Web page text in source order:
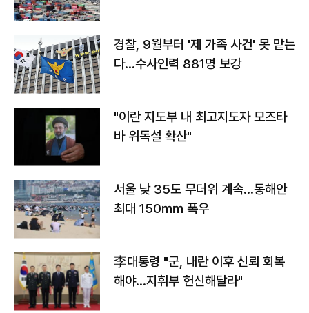
경찰, 9월부터 '제 가족 사건' 못 맡는
다…수사인력 881명 보강
"이란 지도부 내 최고지도자 모즈타
바 위독설 확산"
서울 낮 35도 무더위 계속…동해안
최대 150㎜ 폭우
李대통령 "군, 내란 이후 신뢰 회복
해야…지휘부 헌신해달라"